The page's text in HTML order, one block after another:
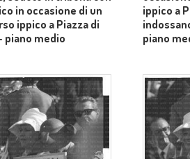
in occasione di un
ippico a Piazza di
piano medio
ippico a
piano